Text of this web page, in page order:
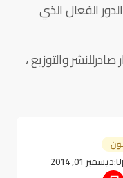
الفعال الذي
والتوزيع ،
ديسمبر 01, 2014